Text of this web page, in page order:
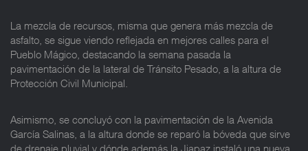
La mezcla de recursos, misma que genera más mezcla de
asfalto, se sigue viendo reflejada en mejores calles para el
Pueblo Mágico, destacando la semana pasada la
pavimentación de la lateral de Tránsito Pesado, a la altura de
Protección Civil Municipal.
Asimismo, se concluyó con la pavimentación de la Avenida
García Salinas, a la altura donde se reparó la bóveda que sirve
de drenaje pluvial y dónde además la Jiapaz instaló una nueva